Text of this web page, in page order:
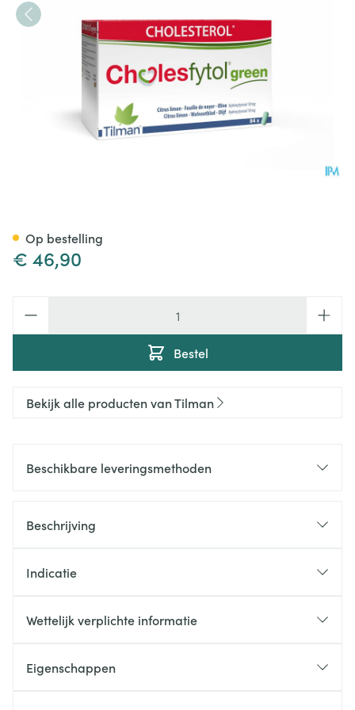
€ 46,90
Bestel
Op bestelling
Bekijk alle producten van Tilman
Beschikbare leveringsmethoden
Beschrijving
Indicatie
Wettelijk verplichte informatie
Eigenschappen